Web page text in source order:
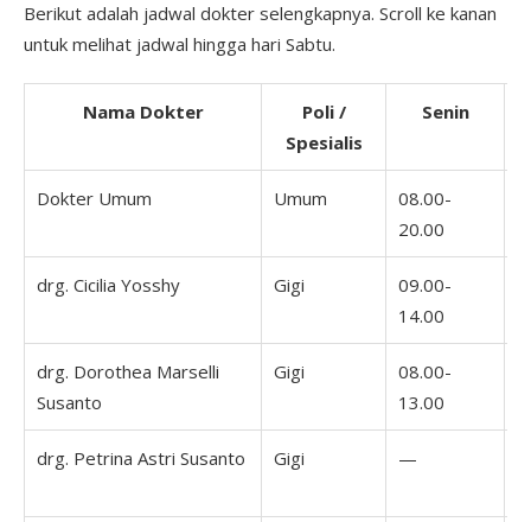
Berikut adalah jadwal dokter selengkapnya. Scroll ke kanan
untuk melihat jadwal hingga hari Sabtu.
Nama Dokter
Poli /
Spesialis
Senin
Dokter Umum Umum
08.00-
20.00
drg. Cicilia Yosshy Gigi
09.00-
14.00
drg. Dorothea Marselli
Susanto
Gigi
08.00-
13.00
drg. Petrina Astri Susanto Gigi —